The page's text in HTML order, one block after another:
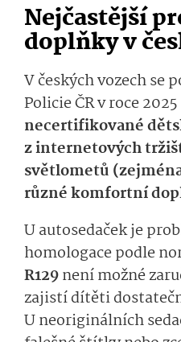
Nejčastější
doplňky v
V českých vozech se
Policie ČR v roce 2025
necertifikované
z internetových
světlometů
různé komfortní
U autosedaček je
homologace podle
R129není možné
zajistí dítěti
U neoriginálních